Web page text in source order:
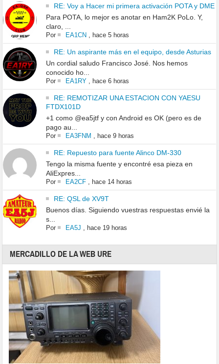
RE: Voy a Hacer mi primera activación POTA y DME
Para POTA, lo mejor es anotar en Ham2K PoLo. Y,
claro, ...
Por EA1CN, hace 5 horas
RE: Un aspirante más en el equipo, desde Asturias
Un cordial saludo Francisco José. Nos hemos
conocido ho...
Por EA1RY, hace 6 horas
RE: REMOTIZAR UNA ESTACION CON YAESU
FTDX101D
+1 como @ea5jtf y con Android es OK (pero es de
pago au...
Por EA3FNM , hace 9 horas
RE: Repuesto para fuente Alinco DM-330
Tengo la misma fuente y encontré esa pieza en
AliExpres...
Por EA2CF, hace 14 horas
RE: QSL de XV9T
Buenos días. Siguiendo vuestras respuestas envié la
s...
Por EA5J , hace 19 horas
MERCADILLO DE LA WEB URE